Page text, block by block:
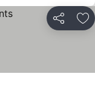
Partilhar